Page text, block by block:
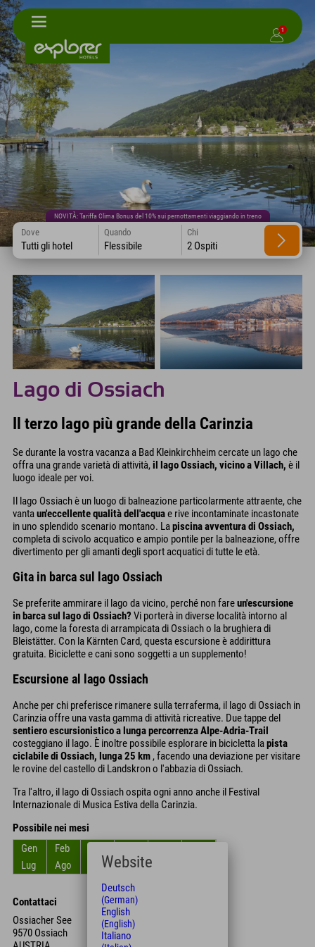
1
NOVITÀ: Tariffa Clima Bonus del 10% sui pernottamenti viaggiando in treno
Dove
Tutti gli hotel
Quando
Flessibile
Chi
2 Ospiti
Lago di Ossiach
Il terzo lago più grande della Carinzia
Se durante la vostra vacanza a Bad Kleinkirchheim cercate un lago che
offra una grande varietà di attività,il lago Ossiach, vicino a Villach, è il
luogo ideale per voi.
Il lago Ossiach è un luogo di balneazione particolarmente attraente, che
vantaun'eccellente qualità dell'acquae rive incontaminate incastonate
in uno splendido scenario montano. Lapiscina avventura di Ossiach,
completa di scivolo acquatico e ampio pontile per la balneazione, offre
divertimento per gli amanti degli sport acquatici di tutte le età.
Gita in barca sul lago Ossiach
Se preferite ammirare il lago da vicino, perché non fareun'escursione
in barca sul lago di Ossiach? Vi porterà in diverse località intorno al
lago, come la foresta di arrampicata di Ossiach o la brughiera di
Bleistätter. Con la Kärnten Card, questa escursione è addirittura
gratuita. Biciclette e cani sono soggetti a un supplemento!
Escursione al lago Ossiach
Anche per chi preferisce rimanere sulla terraferma, il lago di Ossiach in
Carinzia offre una vasta gamma di attività ricreative. Due tappe del
sentiero escursionistico a lunga percorrenza Alpe-Adria-Trail
costeggiano il lago. È inoltre possibile esplorare in bicicletta lapista
ciclabile di Ossiach, lunga 25 km , facendo una deviazione per visitare
le rovine del castello di Landskron o l'abbazia di Ossiach.
Tra l'altro, il lago di Ossiach ospita ogni anno anche il Festival
Internazionale di Musica Estiva della Carinzia.
Possibile nei mesi
Gen
Feb
Lug
Ago Ott
Contattaci
Ossiacher See
9570 Ossiach
Website
Deutsch
(German)
English
(English)
Italiano